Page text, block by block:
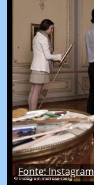
Fonte: Instagram